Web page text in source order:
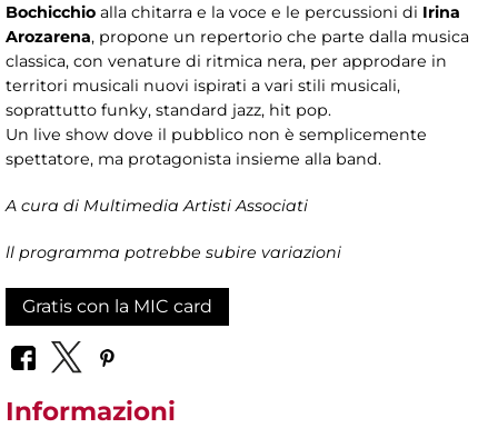
Bochicchio alla chitarra e la voce e le percussioni di Irina
Arozarena, propone un repertorio che parte dalla musica
classica, con venature di ritmica nera, per approdare in
territori musicali nuovi ispirati a vari stili musicali,
soprattutto funky, standard jazz, hit pop.
Un live show dove il pubblico non è semplicemente
spettatore, ma protagonista insieme alla band.
A cura di Multimedia Artisti Associati
ll programma potrebbe subire variazioni
Gratis con la MIC card
Informazioni